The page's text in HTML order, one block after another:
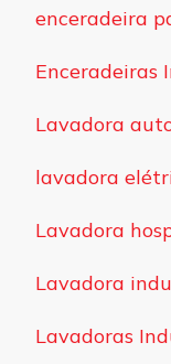
enceradeira
Enceradeiras
Lavadora
lavadora
Lavadora
Lavadora
Lavadoras